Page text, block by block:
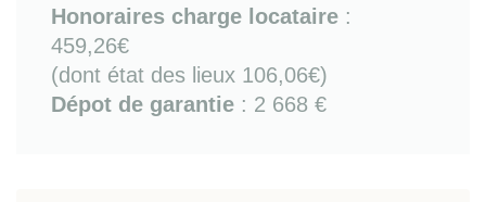
d'Aquitaine, shopping rue Ste Catherine..
Transports : tram B (arrêt Saint Nicolas ou Victoire)
+ nombreux bus (1/5/11/15/20) avec accès direct à
gare Saint Jean, Bordeaux centre et aéroport
Bordeaux-Mérignac.
Honoraires charge locataire :
459,26€
(dont état des lieux 106,06€)
Dépot de garantie : 2 668 €